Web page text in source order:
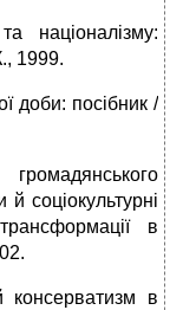
націоналізму:
1999.
доби: посібник /
й соціокультурні
в
в